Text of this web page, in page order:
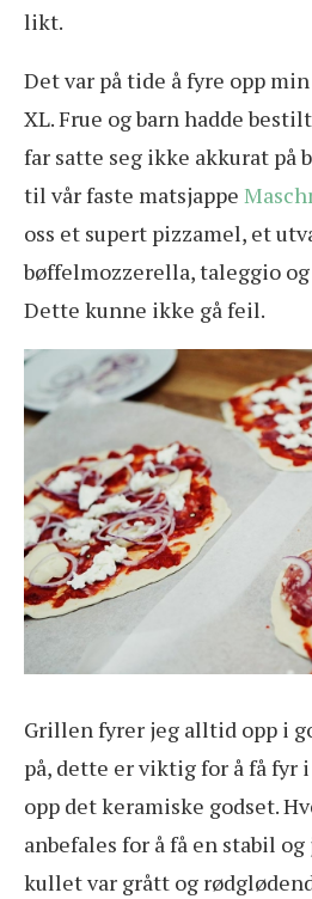
likt.
Det var på tide å fyre opp
XL. Frue og barn hadde
far satte seg ikke akkurat på
til vår faste matsjappe
oss et supert pizzamel, et
bøffelmozzerella, taleggio
Dette kunne ikke gå feil.
Grillen fyrer jeg alltid opp i
på, dette er viktig for å få fyr
opp det keramiske godset.
anbefales for å få en stabil
kullet var grått og